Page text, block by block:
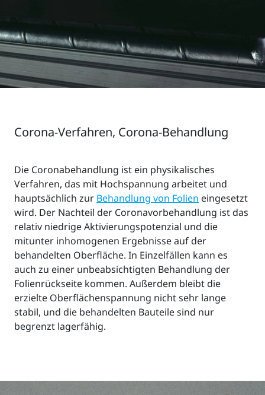
Corona-Verfahren, Corona-Behandlung
Die Coronabehandlung ist ein physikalisches
Verfahren, das mit Hochspannung arbeitet und
hauptsächlich zur Behandlung von Folien eingesetzt
wird. Der Nachteil der Coronavorbehandlung ist das
relativ niedrige Aktivierungspotenzial und die
mitunter inhomogenen Ergebnisse auf der
behandelten Oberfläche. In Einzelfällen kann es
auch zu einer unbeabsichtigten Behandlung der
Folienrückseite kommen. Außerdem bleibt die
erzielte Oberflächenspannung nicht sehr lange
stabil, und die behandelten Bauteile sind nur
begrenzt lagerfähig.